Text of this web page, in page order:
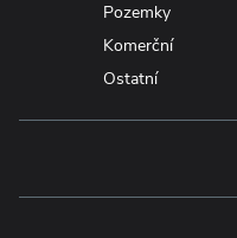
Pozemky
Komerční
Ostatní